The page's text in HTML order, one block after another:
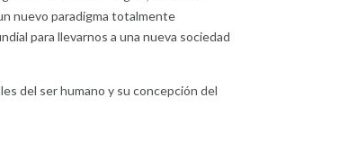
nuevo paradigma totalmente
para llevarnos a una nueva sociedad
del ser humano y su concepción del